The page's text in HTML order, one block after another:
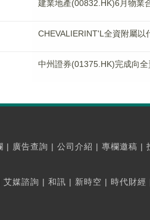
建業地產(00832.HK)6月物業
CHEVALIERINT'L全資附屬
中州證券(01375.HK)完成向
| 廣告查詢 | 公司介紹 | 專欄邀稿 |
艾媒諮詢 | 和訊 | 新時空 | 時代財經